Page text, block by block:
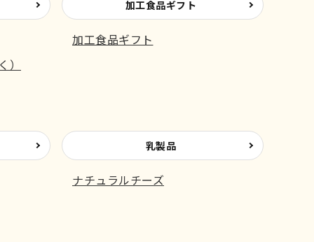
加工食品ギフト
加工食品ギフト
乳製品
ナチュラルチーズ